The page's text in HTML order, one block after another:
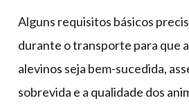
Alguns requisitos básicos
durante o transporte para que
alevinos seja bem-sucedida,
sobrevida e a qualidade dos